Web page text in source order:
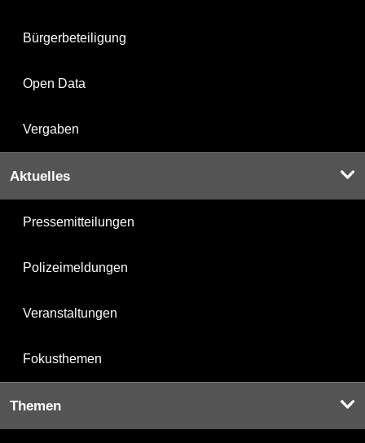
Bürgerbeteiligung
Open Data
Vergaben
Aktuelles
Pressemitteilungen
Polizeimeldungen
Veranstaltungen
Fokusthemen
Themen